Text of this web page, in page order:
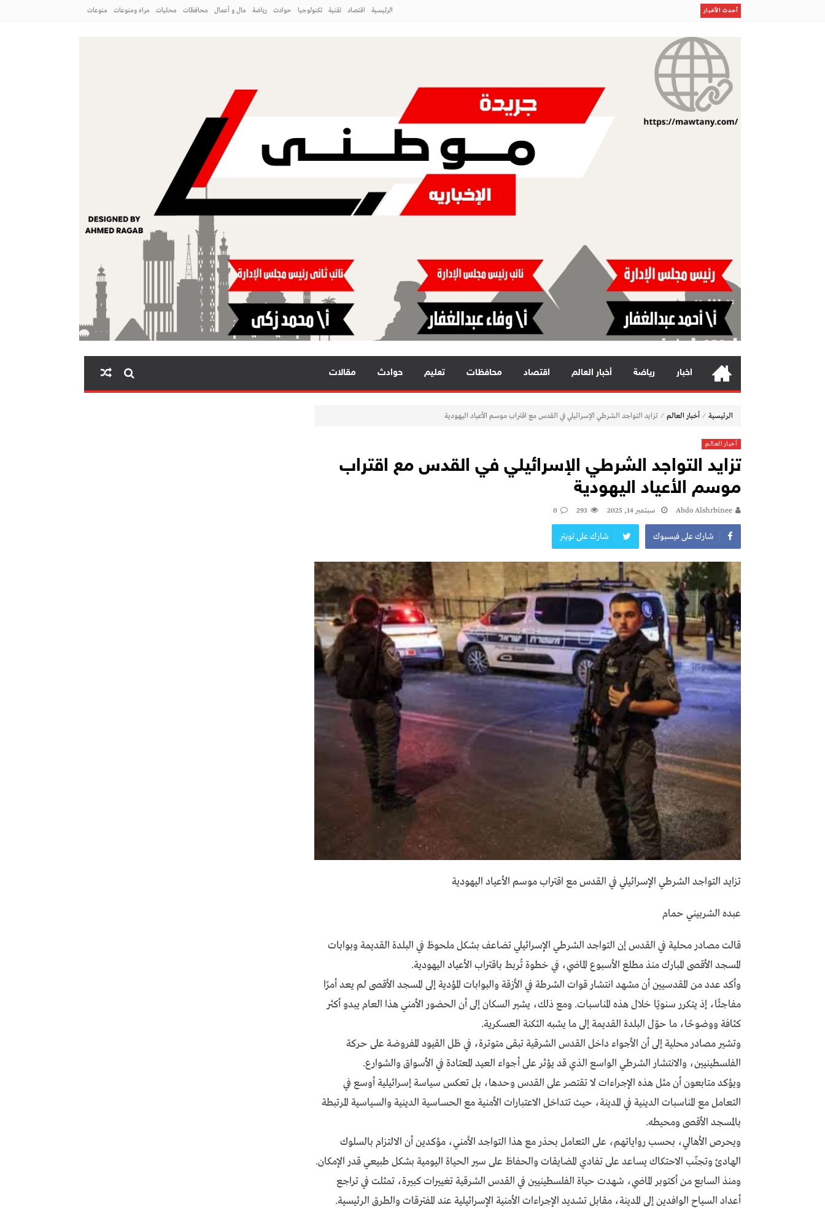
أحدث الأخبار
على وجه ماء
قدر مكتوب
يقبل المساء ..يتهادى
الرئيسية اقتصاد تقنية تكنولوجيا حوادث رياضة مال و أعمال محافظات محليات مراه ومنوعات منوعات
اخبار رياضة أخبار العالم اقتصاد محافظات تعليم حوادث مقالات
الرئيسية ⁄ أخبار العالم ⁄ تزايد التواجد الشرطي الإسرائيلي في القدس مع اقتراب موسم الأعياد اليهودية
أخبار العالم
تزايد التواجد الشرطي الإسرائيلي في القدس مع اقتراب
موسم الأعياد اليهودية
Abdo Alshrbinee سبتمبر 14, 2025 293
0
شارك على فيسبوك شارك على تويتر
تزايد التواجد الشرطي الإسرائيلي في القدس مع اقتراب موسم الأعياد اليهودية
عبده الشربيني حمام
قالت مصادر محلية في القدس إن التواجد الشرطي الإسرائيلي تضاعف بشكل ملحوظ في البلدة القديمة وبوابات
المسجد الأقصى المبارك منذ مطلع الأسبوع الماضي، في خطوة تُربط باقتراب الأعياد اليهودية.
وأكد عدد من المقدسيين أن مشهد انتشار قوات الشرطة في الأزقة والبوابات المؤدية إلى المسجد الأقصى لم يعد أمرًا
مفاجئًا، إذ يتكرر سنويًا خلال هذه المناسبات. ومع ذلك، يشير السكان إلى أن الحضور الأمني هذا العام يبدو أكثر
كثافة ووضوحًا، ما حوّل البلدة القديمة إلى ما يشبه الثكنة العسكرية.
وتشير مصادر محلية إلى أن الأجواء داخل القدس الشرقية تبقى متوترة، في ظل القيود المفروضة على حركة
الفلسطينيين، والانتشار الشرطي الواسع الذي قد يؤثر على أجواء العيد المعتادة في الأسواق والشوارع.
ويؤكد متابعون أن مثل هذه الإجراءات لا تقتصر على القدس وحدها، بل تعكس سياسة إسرائيلية أوسع في
التعامل مع المناسبات الدينية في المدينة، حيث تتداخل الاعتبارات الأمنية مع الحساسية الدينية والسياسية المرتبطة
بالمسجد الأقصى ومحيطه.
ويحرص الأهالي، بحسب رواياتهم، على التعامل بحذر مع هذا التواجد الأمني، مؤكدين أن الالتزام بالسلوك
الهادئ وتجنّب الاحتكاك يساعد على تفادي المضايقات والحفاظ على سير الحياة اليومية بشكل طبيعي قدر الإمكان.
ومنذ السابع من أكتوبر الماضي، شهدت حياة الفلسطينيين في القدس الشرقية تغييرات كبيرة، تمثلت في تراجع
أعداد السياح الوافدين إلى المدينة، مقابل تشديد الإجراءات الأمنية الإسرائيلية عند المفترقات والطرق الرئيسية.